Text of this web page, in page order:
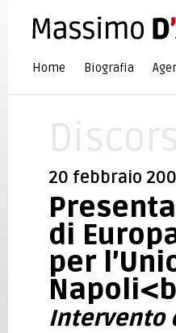
Home Biografia
20 febbraio
di
per
Intervento